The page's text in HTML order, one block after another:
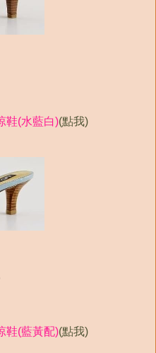
鞋(水藍白)(點我)
鞋(藍黃配)(點我)